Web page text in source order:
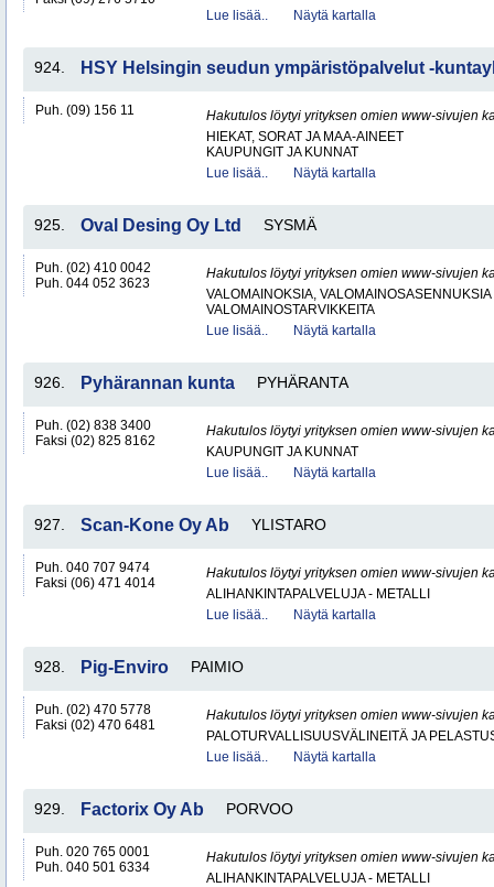
Lue lisää..
Näytä kartalla
924. HSY Helsingin seudun ympäristöpalvelut -
Puh. (09) 156 11
Hakutulos löytyi yrityksen omien www-sivujen
HIEKAT, SORAT JA MAA-AINEET
KAUPUNGIT JA KUNNAT
Lue lisää..
Näytä kartalla
925. Oval Desing Oy Ltd SYSMÄ
Puh. (02) 410 0042
Puh. 044 052 3623
Hakutulos löytyi yrityksen omien www-sivujen
VALOMAINOKSIA, VALOMAINOSASENNUKSIA
VALOMAINOSTARVIKKEITA
Lue lisää..
Näytä kartalla
926. Pyhärannan kunta PYHÄRANTA
Puh. (02) 838 3400
Faksi (02) 825 8162
Hakutulos löytyi yrityksen omien www-sivujen
KAUPUNGIT JA KUNNAT
Lue lisää..
Näytä kartalla
927. Scan-Kone Oy Ab YLISTARO
Puh. 040 707 9474
Faksi (06) 471 4014
Hakutulos löytyi yrityksen omien www-sivujen
ALIHANKINTAPALVELUJA - METALLI
Lue lisää..
Näytä kartalla
928. Pig-Enviro PAIMIO
Puh. (02) 470 5778
Faksi (02) 470 6481
Hakutulos löytyi yrityksen omien www-sivujen
PALOTURVALLISUUSVÄLINEITÄ JA
Lue lisää..
Näytä kartalla
929. Factorix Oy Ab PORVOO
Puh. 020 765 0001
Puh. 040 501 6334
Hakutulos löytyi yrityksen omien www-sivujen
ALIHANKINTAPALVELUJA - METALLI